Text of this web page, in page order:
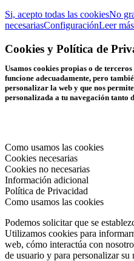
Si, acepto todas las cookiesNo
necesariasConfiguraciónLeer más
Cookies y Política de
Usamos cookies propias o de
funcione adecuadamente, pero
personalizar la web y que nos
personalizada a tu navegación tanto
Como usamos las cookies
Cookies necesarias
Cookies no necesarias
Información adicional
Política de Privacidad
Como usamos las cookies
Podemos solicitar que se
Utilizamos cookies para
web, cómo interactúa con
de usuario y para personalizar